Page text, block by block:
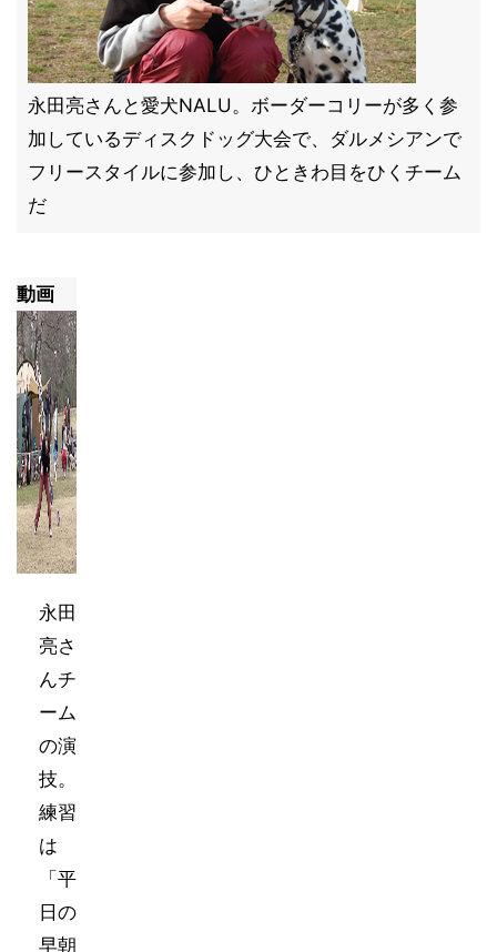
永田亮さんと愛犬NALU。ボーダーコリーが多く参
加しているディスクドッグ大会で、ダルメシアンで
フリースタイルに参加し、ひときわ目をひくチーム
だ
動画
永田
亮さ
んチ
ーム
の演
技。
練習
は
「平
日の
早朝